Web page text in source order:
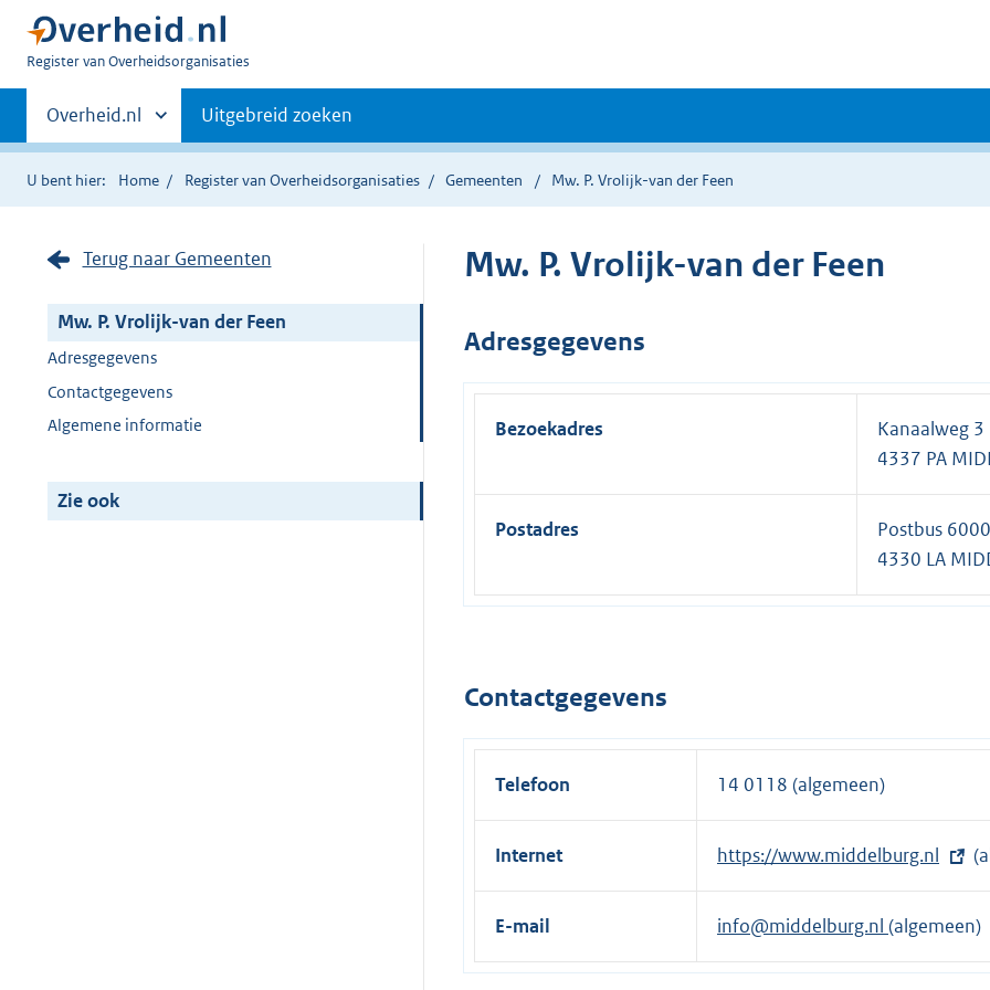
U
Register van Overheidsorganisaties
Primaire
navigatie
Andere
sites
binnen
Overheid.nl Uitgebreid zoeken
U bent hier: Home Register van Overheidsorganisaties Gemeenten Mw. P. Vrolijk-van der Feen
Terug naar Gemeenten
Mw. P. Vrolijk-van der Feen
Adresgegevens
Contactgegevens
Algemene informatie
Zie ook
Mw. P. Vrolijk-van der Feen
Adresgegevens
Bezoekadres
Kanaalweg 3
4337 PA
Postadres
Postbus 6000
4330 LA
Contactgegevens
Telefoon 14 0118 (algemeen)
Internet
E
x
t
r
https://www.middelburg.nl
E-mail info@middelburg.nl (algemeen)